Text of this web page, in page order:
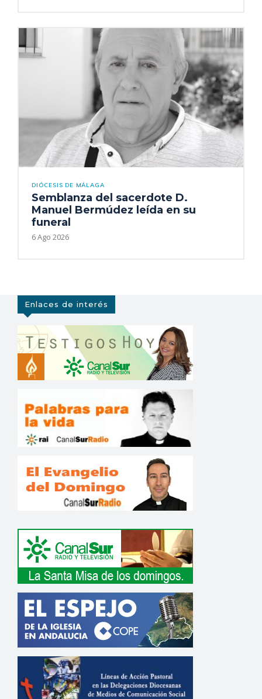
DIÓCESIS DE MÁLAGA
Semblanza del sacerdote D.
Manuel Bermúdez leída en su
funeral
6 Ago 2026
Enlaces de interés